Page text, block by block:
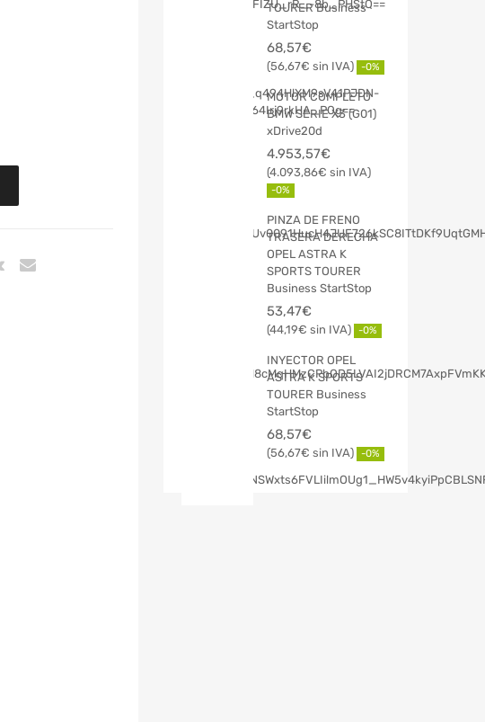
TOURER Business
StartStop
68,57€
56,67€ -0%
MOTOR COMPLETO
BMW SERIE X3 (G01)
xDrive20d
4.953,57€
4.093,86€
-0%
PINZA DE FRENO
TRASERA DERECHA
OPEL ASTRA K
SPORTS TOURER
Business StartStop
53,47€
44,19€ -0%
INYECTOR OPEL
ASTRA K SPORTS
TOURER Business
StartStop
68,57€
56,67€ -0%